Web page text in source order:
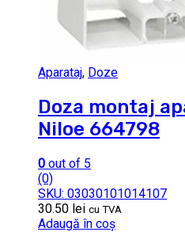
Aparataj, Doze
Doza montaj
Niloe 664798
0 out of 5
(0)
SKU: 03030101014107
30.50 lei cu TVA
Adaugă în coș